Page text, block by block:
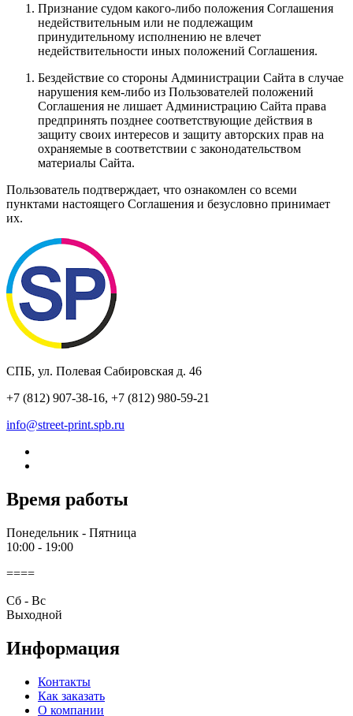
Признание судом какого-либо положения Соглашения
недействительным или не подлежащим
принудительному исполнению не влечет
недействительности иных положений Соглашения.
Бездействие со стороны Администрации Сайта в случае
нарушения кем-либо из Пользователей положений
Соглашения не лишает Администрацию Сайта права
предпринять позднее соответствующие действия в
защиту своих интересов и защиту авторских прав на
охраняемые в соответствии с законодательством
материалы Сайта.
Пользователь подтверждает, что ознакомлен со всеми
пунктами настоящего Соглашения и безусловно принимает
их.
СПБ, ул. Полевая Сабировская д. 46
+7 (812) 907-38-16, +7 (812) 980-59-21
info@street-print.spb.ru
Время работы
Понедельник - Пятница
10:00 - 19:00
====
Cб - Вс
Выходной
Информация
Контакты
Как заказать
О компании